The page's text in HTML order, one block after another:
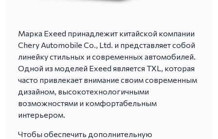
Марка Exeed принадлежит китайской компании
Chery Automobile Co., Ltd. и представляет собой
линейку стильных и современных автомобилей.
Одной из моделей Exeed является TXL, которая
часто привлекает внимание своим современным
дизайном, высокотехнологичными
возможностями и комфортабельным
интерьером.
Чтобы обеспечить дополнительную